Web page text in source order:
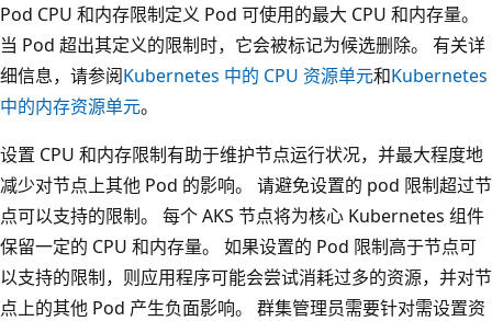
Pod CPU 和内存限制定义 Pod 可使用的最大 CPU 和内存量。
当 Pod 超出其定义的限制时，它会被标记为候选删除。 有关详
细信息，请参阅Kubernetes 中的 CPU 资源单元和Kubernetes
中的内存资源单元。
设置 CPU 和内存限制有助于维护节点运行状况，并最大程度地
减少对节点上其他 Pod 的影响。 请避免设置的 pod 限制超过节
点可以支持的限制。 每个 AKS 节点将为核心 Kubernetes 组件
保留一定的 CPU 和内存量。 如果设置的 Pod 限制高于节点可
以支持的限制，则应用程序可能会尝试消耗过多的资源，并对节
点上的其他 Pod 产生负面影响。 群集管理员需要针对需设置资